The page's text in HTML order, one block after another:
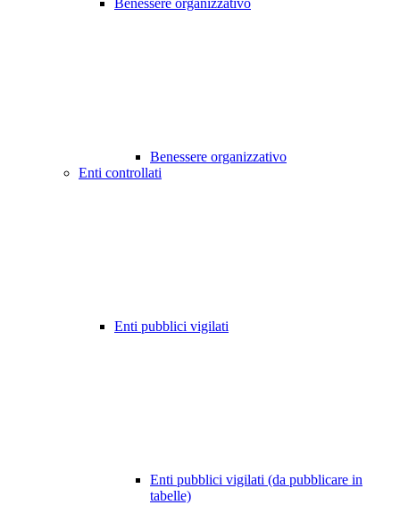
Benessere organizzativo
Benessere organizzativo
Enti controllati
Enti pubblici vigilati
Enti pubblici vigilati (da pubblicare in
tabelle)